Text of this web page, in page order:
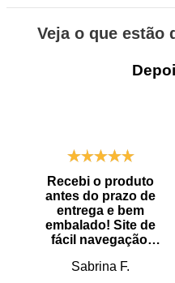
Veja o que estão
Recebi o produto
antes do prazo de
entrega e bem
embalado! Site de
fácil navegação.
Sabrina F.